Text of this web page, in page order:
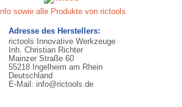
Info sowie alle Produkte von rictools
Adresse des Herstellers:
rictools Innovative Werkzeuge
Inh. Christian Richter
Mainzer Straße 60
55218 Ingelheim am Rhein
Deutschland
E-Mail: info@rictools.de